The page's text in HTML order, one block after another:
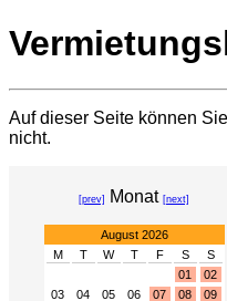
Auf dieser Seite können
nicht.
[prev] Monat [next]
August 2026
M
T W T F S
S
01
02
03
04 05 06 07 08
09